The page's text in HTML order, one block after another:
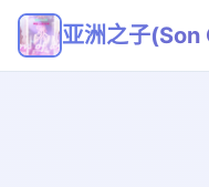
亚洲之子